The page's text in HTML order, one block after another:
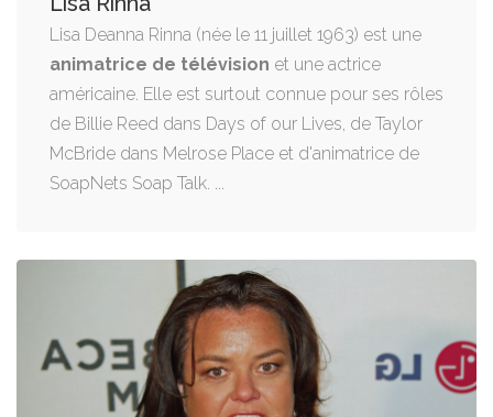
Lisa Deanna Rinna (née le 11 juillet 1963) est une
animatrice de télévision et une actrice
américaine. Elle est surtout connue pour ses rôles
de Billie Reed dans Days of our Lives, de Taylor
McBride dans Melrose Place et d'animatrice de
SoapNets Soap Talk. ...